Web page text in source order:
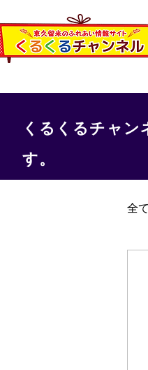
くるくるチャン
す。
全